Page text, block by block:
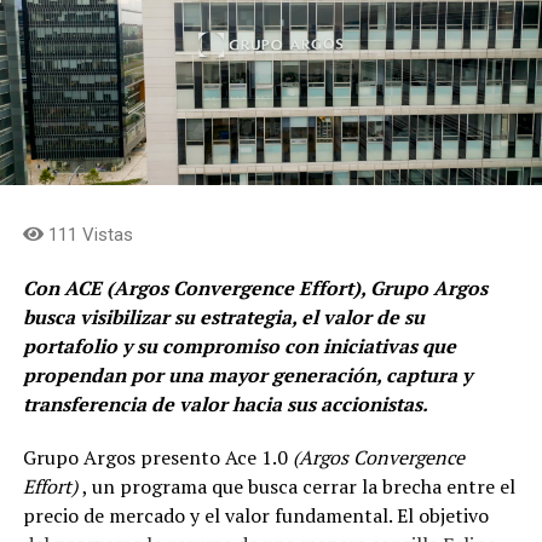
111 Vistas
Con ACE (Argos Convergence Effort), Grupo Argos
busca visibilizar su estrategia, el valor de su
portafolio y su compromiso con iniciativas que
propendan por una mayor generación, captura y
transferencia de valor hacia sus accionistas.
Grupo Argos presento Ace 1.0(Argos Convergence
Effort), un programa que busca cerrar la brecha entre el
precio de mercado y el valor fundamental. El objetivo